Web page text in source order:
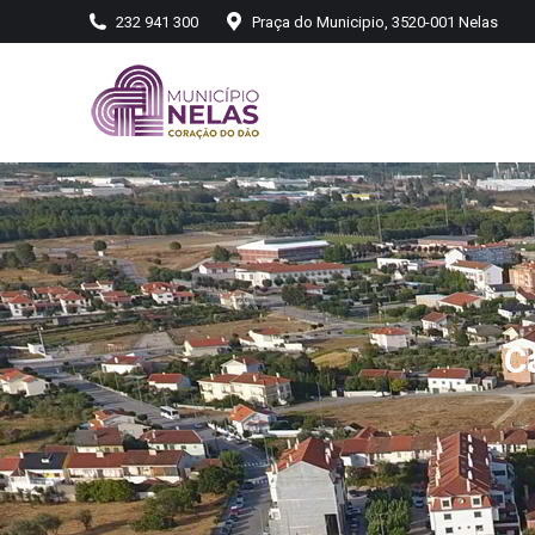
232 941 300 Praça do Municipio, 3520-001 Nelas